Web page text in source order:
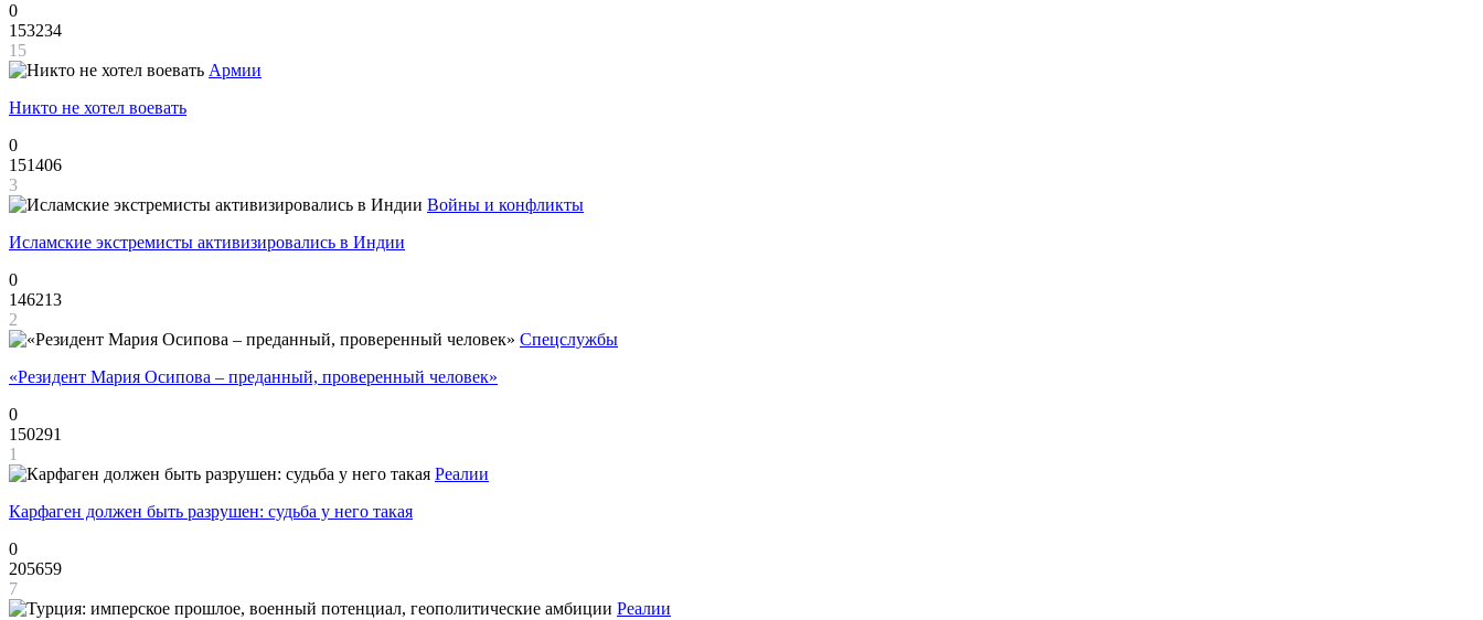
0
153234
15
Армии
Никто не хотел воевать
0
151406
3
Войны и конфликты
Исламские экстремисты активизировались в Индии
0
146213
2
Спецслужбы
«Резидент Мария Осипова – преданный, проверенный человек»
0
150291
1
Реалии
Карфаген должен быть разрушен: судьба у него такая
0
205659
7
Реалии